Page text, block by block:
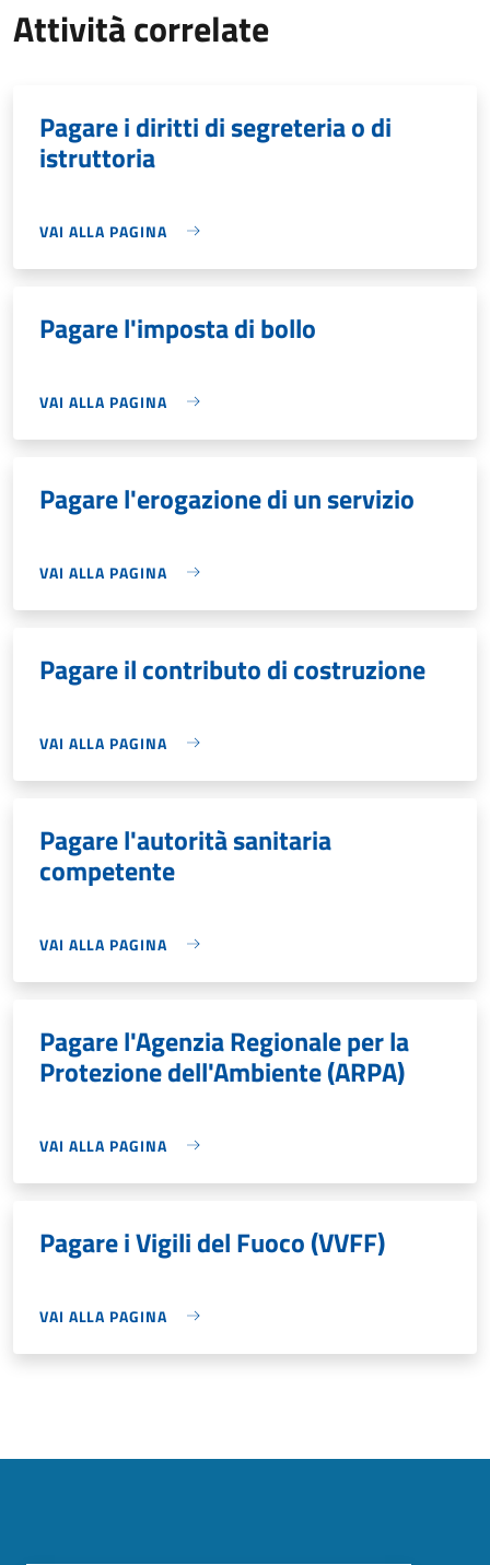
Attività correlate
Pagare i diritti di segreteria o di
istruttoria
VAI ALLA PAGINA
Pagare l'imposta di bollo
VAI ALLA PAGINA
Pagare l'erogazione di un servizio
VAI ALLA PAGINA
Pagare il contributo di costruzione
VAI ALLA PAGINA
Pagare l'autorità sanitaria
competente
VAI ALLA PAGINA
Pagare l'Agenzia Regionale per la
Protezione dell'Ambiente (ARPA)
VAI ALLA PAGINA
Pagare i Vigili del Fuoco (VVFF)
VAI ALLA PAGINA